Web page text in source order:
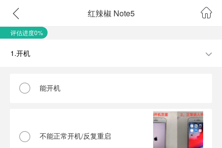
红辣椒 Note5
评估进度0%
1.开机
能开机
不能正常开机/反复重启